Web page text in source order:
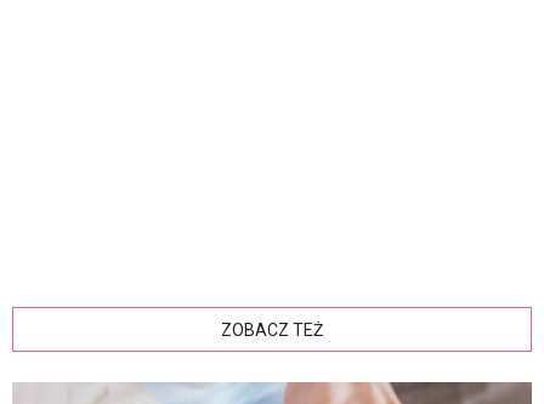
ZOBACZ TEŻ